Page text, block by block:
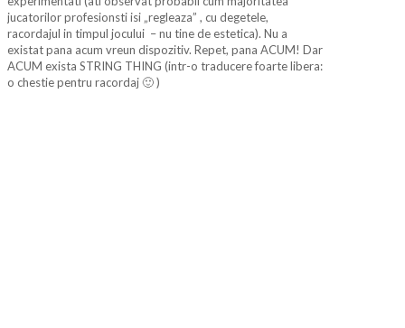
jucatorilor profesionsti isi „regleaza” , cu degetele,
racordajul in timpul jocului – nu tine de estetica). Nu a
existat pana acum vreun dispozitiv. Repet, pana ACUM! Dar
ACUM exista STRING THING (intr-o traducere foarte libera:
o chestie pentru racordaj 🙂 )